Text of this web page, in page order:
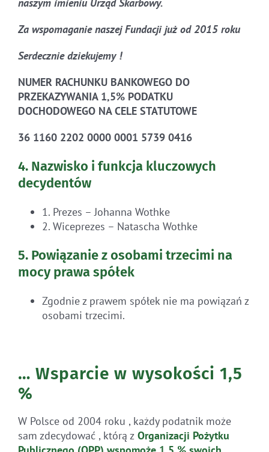
Za wspomaganie naszej Fundacji już od 2015 roku
Serdecznie dziekujemy !
NUMER RACHUNKU BANKOWEGO DO
PRZEKAZYWANIA 1,5% PODATKU
DOCHODOWEGO NA CELE STATUTOWE
36 1160 2202 0000 0001 5739 0416
4. Nazwisko i funkcja kluczowych
decydentów
1. Prezes – Johanna Wothke
2. Wiceprezes – Natascha Wothke
5. Powiązanie z osobami trzecimi na
mocy prawa spółek
Zgodnie z prawem spółek nie ma powiązań z
osobami trzecimi.
… Wsparcie w wysokości 1,5
%
W Polsce od 2004 roku , każdy podatnik może
sam zdecydować , którą zOrganizacji Pożytku